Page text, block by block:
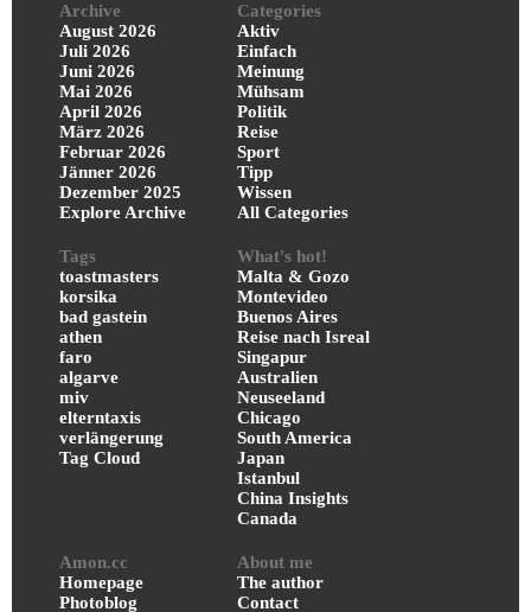
Archive
August 2026
Juli 2026
Juni 2026
Mai 2026
April 2026
März 2026
Februar 2026
Jänner 2026
Dezember 2025
Explore Archive
Categories
Aktiv
Einfach
Meinung
Mühsam
Politik
Reise
Sport
Tipp
Wissen
All Categories
Tags
toastmasters
korsika
bad gastein
athen
faro
algarve
miv
elterntaxis
verlängerung
Tag Cloud
What's hot!
Malta & Gozo
Montevideo
Buenos Aires
Reise nach Isreal
Singapur
Australien
Neuseeland
Chicago
South America
Japan
Istanbul
China Insights
Canada
Amon.cc
Homepage
Photoblog
About me
The author
Contact